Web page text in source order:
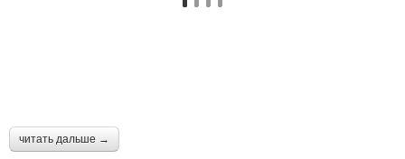
читать дальше →